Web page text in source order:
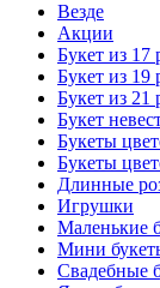
Везде
Акции
Букет из 17
Букет из 19
Букет из 21
Букет
Букеты
Букеты
Длинные
Игрушки
Маленькие
Мини
Свадебные